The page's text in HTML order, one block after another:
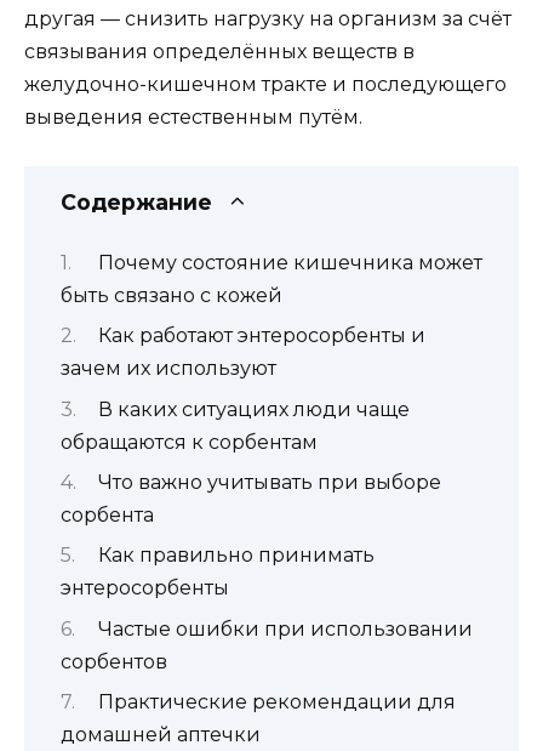
другая — снизить нагрузку на организм за счёт
связывания определённых веществ в
желудочно-кишечном тракте и последующего
выведения естественным путём.
Содержание
Почему состояние кишечника может
быть связано с кожей
Как работают энтеросорбенты и
зачем их используют
В каких ситуациях люди чаще
обращаются к сорбентам
Что важно учитывать при выборе
сорбента
Как правильно принимать
энтеросорбенты
Частые ошибки при использовании
сорбентов
Практические рекомендации для
домашней аптечки